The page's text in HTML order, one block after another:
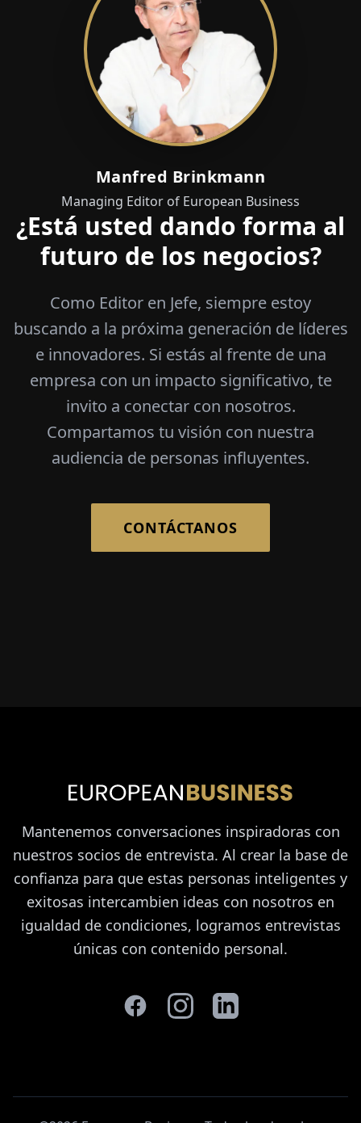
Manfred Brinkmann
Managing Editor of European Business
¿Está usted dando forma al
futuro de los negocios?
Como Editor en Jefe, siempre estoy
buscando a la próxima generación de líderes
e innovadores. Si estás al frente de una
empresa con un impacto significativo, te
invito a conectar con nosotros.
Compartamos tu visión con nuestra
audiencia de personas influyentes.
CONTÁCTANOS
Mantenemos conversaciones inspiradoras con
nuestros socios de entrevista. Al crear la base de
confianza para que estas personas inteligentes y
exitosas intercambien ideas con nosotros en
igualdad de condiciones, logramos entrevistas
únicas con contenido personal.